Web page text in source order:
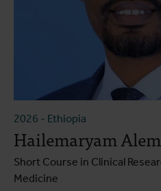
2026 - Ethiopia
Hailemaryam
Short Course in Clinical
Medicine